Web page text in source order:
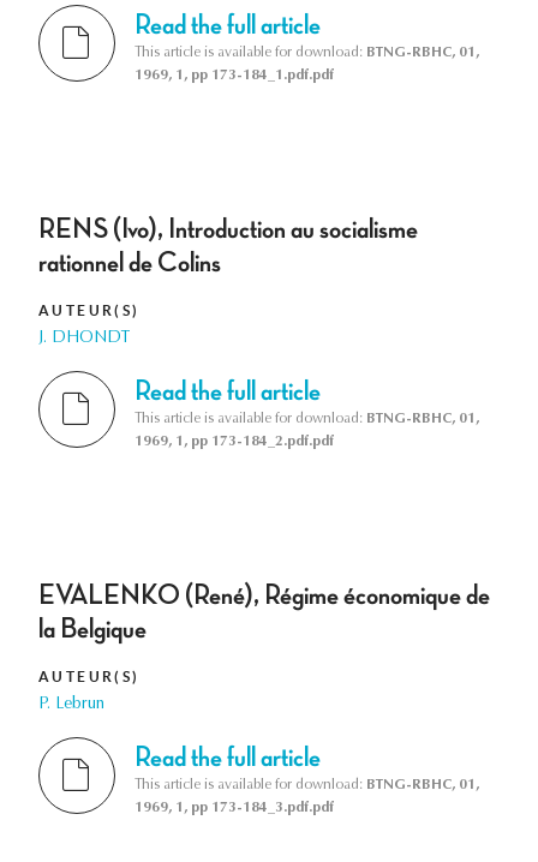
Read the full article
This article is available for download: BTNG-RBHC, 01,
1969, 1, pp 173-184_1.pdf.pdf
RENS (Ivo), Introduction au socialisme
rationnel de Colins
AUTEUR(S)
J. DHONDT
Read the full article
This article is available for download: BTNG-RBHC, 01,
1969, 1, pp 173-184_2.pdf.pdf
EVALENKO (René), Régime économique de
la Belgique
AUTEUR(S)
P. Lebrun
Read the full article
This article is available for download: BTNG-RBHC, 01,
1969, 1, pp 173-184_3.pdf.pdf